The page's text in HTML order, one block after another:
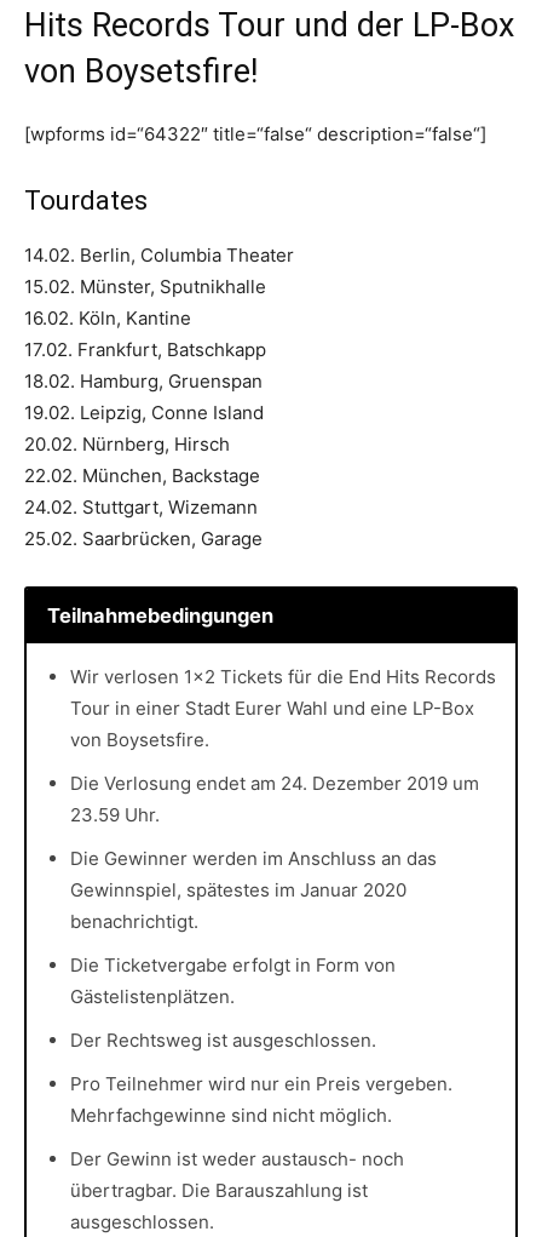
Hits Records Tour und der LP-Box
von Boysetsfire!
[wpforms id=“64322″ title=“false“ description=“false“]
Tourdates
14.02. Berlin, Columbia Theater
15.02. Münster, Sputnikhalle
16.02. Köln, Kantine
17.02. Frankfurt, Batschkapp
18.02. Hamburg, Gruenspan
19.02. Leipzig, Conne Island
20.02. Nürnberg, Hirsch
22.02. München, Backstage
24.02. Stuttgart, Wizemann
25.02. Saarbrücken, Garage
Teilnahmebedingungen
Wir verlosen 1×2 Tickets für die End Hits Records
Tour in einer Stadt Eurer Wahl und eine LP-Box
von Boysetsfire.
Die Verlosung endet am 24. Dezember 2019 um
23.59 Uhr.
Die Gewinner werden im Anschluss an das
Gewinnspiel, spätestes im Januar 2020
benachrichtigt.
Die Ticketvergabe erfolgt in Form von
Gästelistenplätzen.
Der Rechtsweg ist ausgeschlossen.
Pro Teilnehmer wird nur ein Preis vergeben.
Mehrfachgewinne sind nicht möglich.
Der Gewinn ist weder austausch- noch
übertragbar. Die Barauszahlung ist
ausgeschlossen.